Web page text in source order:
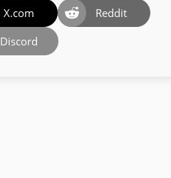
X.com
Reddit
Discord